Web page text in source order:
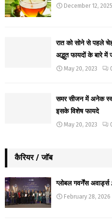
December 12, 2025
रात को सोने से पहले
अद्भुत फायदों के बारे में
May 20, 2023
समर सीजन में अनेक
इसके विशेष फायदे
May 20, 2023
कैरियर / जॉब
ग्लोबल गवर्नेंस
February 28, 2026